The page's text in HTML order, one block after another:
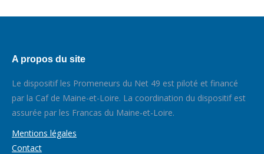
A propos du site
Le dispositif les Promeneurs du Net 49 est piloté et financé
par la Caf de Maine-et-Loire. La coordination du dispositif est
assurée par les Francas du Maine-et-Loire.
Mentions légales
Contact